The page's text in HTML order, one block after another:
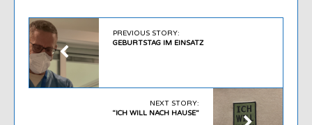
PREVIOUS STORY:
GEBURTSTAG IM EINSATZ
NEXT STORY:
“ICH WILL NACH HAUSE”